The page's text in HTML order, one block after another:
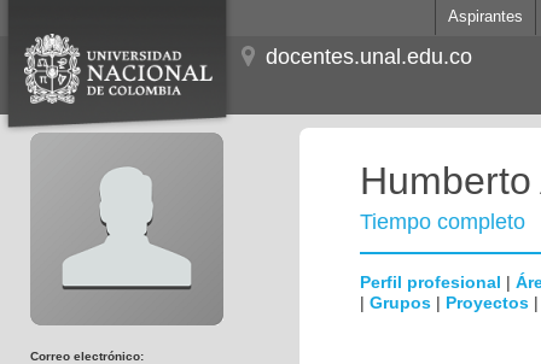
Aspirantes
docentes.unal.edu.co
Correo electrónico:
Tiempo completo
Perfil profesional |
| Grupos | Proyectos